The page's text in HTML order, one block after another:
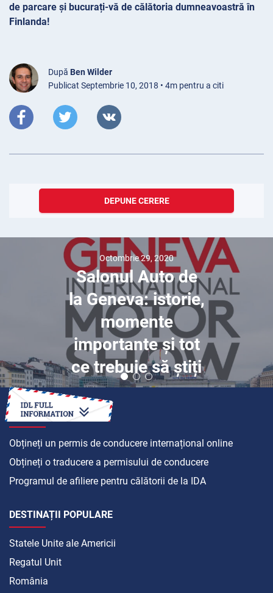
de parcare și bucurați-vă de călătoria dumneavoastră în
Finlanda!
După Ben Wilder
Publicat Septembrie 10, 2018 • 4m pentru a citi
DEPUNE CERERE
Octombrie 29, 2020
Salonul Auto de
la Geneva: istorie,
momente
importante și tot
ce trebuie să știți
CUM SĂ
Obțineți un permis de conducere internațional online
Obțineți o traducere a permisului de conducere
Programul de afiliere pentru călătorii de la IDA
DESTINAȚII POPULARE
Statele Unite ale Americii
Regatul Unit
România